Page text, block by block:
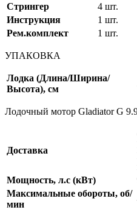
Стрингер
4 шт.
Инструкция
1 шт.
Рем.комплект
1 шт.
УПАКОВКА
Лодка (Длина/Ширина/
Высота), см
Лодочный мотор Gladiator G
Доставка
Мощность, л.с (кВт)
Максимальные обороты, об/
мин